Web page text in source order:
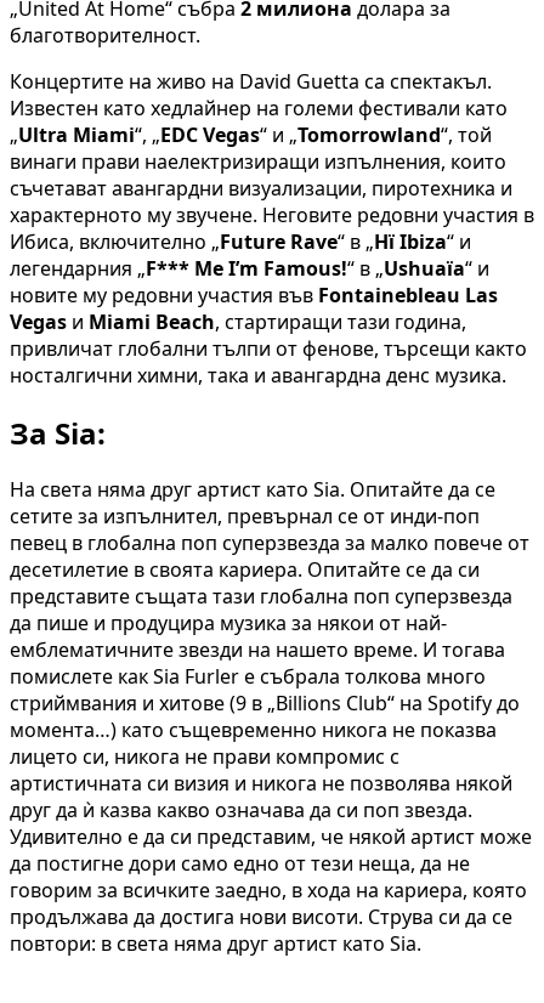
„United At Home“ събра 2 милиона долара за
благотворителност.
Концертите на живо на David Guetta са спектакъл.
Известен като хедлайнер на големи фестивали като
„Ultra Miami“, „EDC Vegas“ и „Tomorrowland“, той
винаги прави наелектризиращи изпълнения, които
съчетават авангардни визуализации, пиротехника и
характерното му звучене. Неговите редовни участия в
Ибиса, включително „Future Rave“ в „Hï Ibiza“ и
легендарния „F*** Me I’m Famous!“ в „Ushuaïa“ и
новите му редовни участия във Fontainebleau Las
Vegas и Miami Beach, стартиращи тази година,
привличат глобални тълпи от фенове, търсещи както
носталгични химни, така и авангардна денс музика.
За Sia:
На света няма друг артист като Sia. Опитайте да се
сетите за изпълнител, превърнал се от инди-поп
певец в глобална поп суперзвезда за малко повече от
десетилетие в своята кариера. Опитайте се да си
представите същата тази глобална поп суперзвезда
да пише и продуцира музика за някои от най-
емблематичните звезди на нашето време. И тогава
помислете как Sia Furler е събрала толкова много
стриймвания и хитове (9 в „Billions Club“ на Spotify до
момента…) като същевременно никога не показва
лицето си, никога не прави компромис с
артистичната си визия и никога не позволява някой
друг да ѝ казва какво означава да си поп звезда.
Удивително е да си представим, че някой артист може
да постигне дори само едно от тези неща, да не
говорим за всичките заедно, в хода на кариера, която
продължава да достига нови висоти. Струва си да се
повтори: в света няма друг артист като Sia.